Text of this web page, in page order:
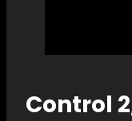
Control